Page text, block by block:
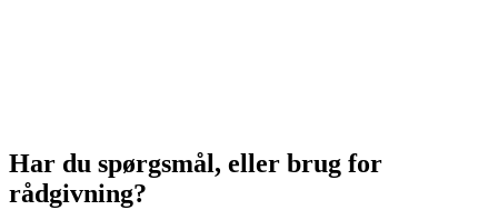
Har du spørgsmål, eller brug for
rådgivning?